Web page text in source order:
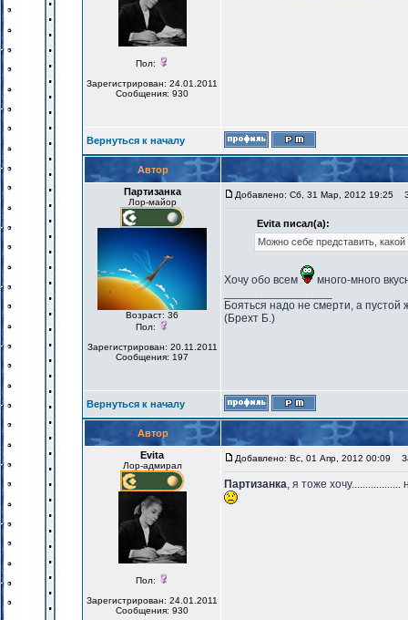
Пол:
Зарегистрирован: 24.01.2011
Сообщения: 930
Вернуться к началу
Автор
Партизанка
Лор-майор
Возраст: 36
Пол:
Зарегистрирован: 20.11.2011
Сообщения: 197
Добавлено: Сб, 31 Мар, 2012 19:25
Evita писал(а):
Можно себе представить,
Хочу обо всем
много-много
Бояться надо не смерти, а пустой
(Брехт Б.)
Вернуться к началу
Автор
Evita
Лор-адмирал
Пол:
Зарегистрирован: 24.01.2011
Сообщения: 930
Добавлено: Вс, 01 Апр, 2012 00:09
Партизанка, я тоже хочу..................